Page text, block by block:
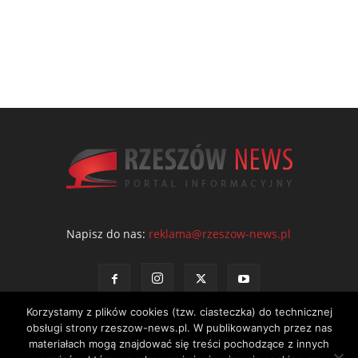
Napisz do nas: reklama@rzeszow-news.pl
Korzystamy z plików cookies (tzw. ciasteczka) do technicznej
obsługi strony rzeszow-news.pl. W publikowanych przez nas
materiałach mogą znajdować się treści pochodzące z innych